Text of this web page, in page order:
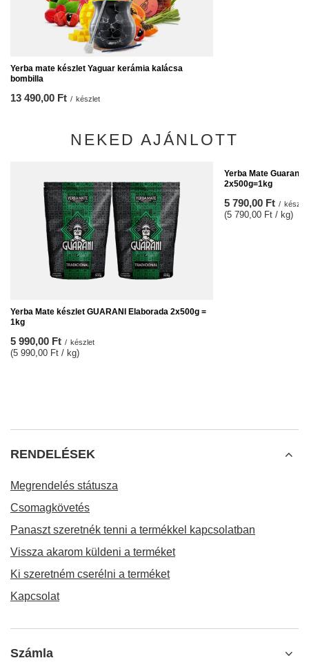
Yerba mate készlet Yaguar kerámia kalácsa
bombilla
13 490,00 Ft / készlet
NEKED AJÁNLOTT
Yerba Mate készlet GUARANI Elaborada 2x500g =
1kg
5 990,00 Ft / készlet
(5 990,00 Ft / kg)
Yerba Mate Guarani
2x500g=1kg
5 790,00 Ft / készlet
(5 790,00 Ft / kg)
RENDELÉSEK
Megrendelés státusza
Csomagkövetés
Panaszt szeretnék tenni a termékkel kapcsolatban
Vissza akarom küldeni a terméket
Ki szeretném cserélni a terméket
Kapcsolat
Számla